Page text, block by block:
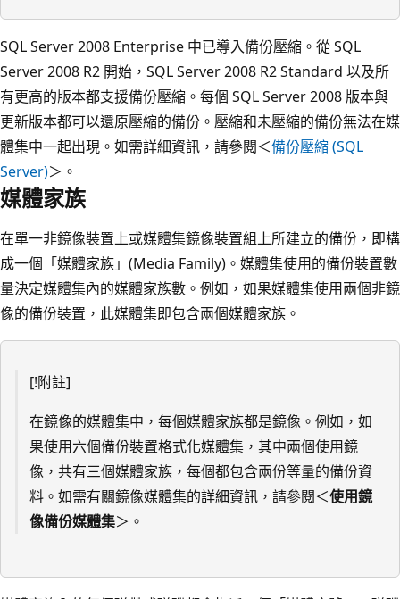
SQL Server 2008 Enterprise 中已導入備份壓縮。從 SQL
Server 2008 R2 開始，SQL Server 2008 R2 Standard 以及所
有更高的版本都支援備份壓縮。每個 SQL Server 2008 版本與
更新版本都可以還原壓縮的備份。壓縮和未壓縮的備份無法在媒
體集中一起出現。如需詳細資訊，請參閱＜備份壓縮 (SQL
Server)＞。
媒體家族
在單一非鏡像裝置上或媒體集鏡像裝置組上所建立的備份，即構
成一個「媒體家族」(Media Family)。媒體集使用的備份裝置數
量決定媒體集內的媒體家族數。例如，如果媒體集使用兩個非鏡
像的備份裝置，此媒體集即包含兩個媒體家族。
[!附註]
在鏡像的媒體集中，每個媒體家族都是鏡像。例如，如
果使用六個備份裝置格式化媒體集，其中兩個使用鏡
像，共有三個媒體家族，每個都包含兩份等量的備份資
料。如需有關鏡像媒體集的詳細資訊，請參閱＜使用鏡
像備份媒體集＞。